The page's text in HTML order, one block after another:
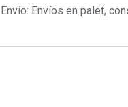
Envío: Envíos en palet,